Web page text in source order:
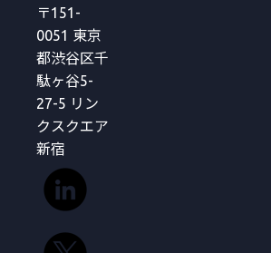
〒151-
0051 東京
都渋谷区千
駄ヶ谷5-
27-5 リン
クスクエア
新宿